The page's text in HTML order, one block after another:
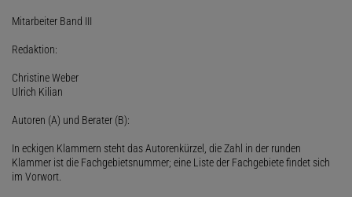
Mitarbeiter Band III
Redaktion:
Christine Weber
Ulrich Kilian
Autoren (A) und Berater (B):
In eckigen Klammern steht das Autorenkürzel, die Zahl in der runden
Klammer ist die Fachgebietsnummer; eine Liste der Fachgebiete findet sich
im Vorwort.